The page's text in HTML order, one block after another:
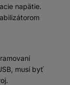
napätie.
musí byť